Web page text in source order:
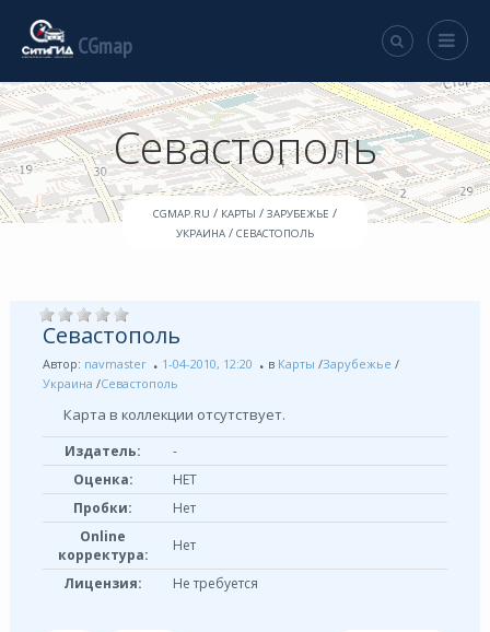
CGmap
Севастополь
CGMAP.RU / КАРТЫ / ЗАРУБЕЖЬЕ /
УКРАИНА / СЕВАСТОПОЛЬ
Севастополь
Автор: navmaster 1-04-2010, 12:20 в Карты /Зарубежье /
Украина /Севастополь
Карта в коллекции отсутствует.
Издатель:
-
Оценка:
НЕТ
Пробки:
Нет
Online
корректура:
Нет
Лицензия: Не требуется